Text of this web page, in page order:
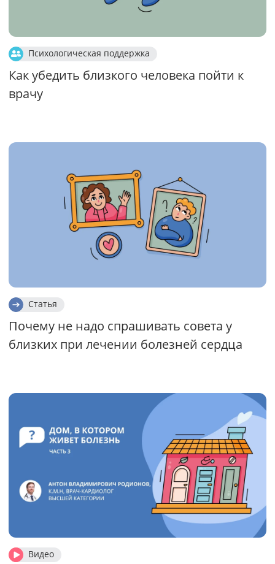
Психологическая поддержка
Как убедить близкого человека пойти к
врачу
Статья
Почему не надо спрашивать совета у
близких при лечении болезней сердца
Видео